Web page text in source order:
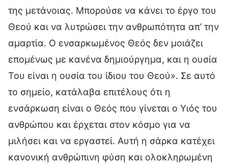
της μετάνοιας. Μπορούσε να κάνει το έργο του
Θεού και να λυτρώσει την ανθρωπότητα απ’ την
αμαρτία. Ο ενσαρκωμένος Θεός δεν μοιάζει
επομένως με κανένα δημιούργημα, και η ουσία
Του είναι η ουσία του ίδιου του Θεού». Σε αυτό
το σημείο, κατάλαβα επιτέλους ότι η
ενσάρκωση είναι ο Θεός που γίνεται ο Υιός του
ανθρώπου και έρχεται στον κόσμο για να
μιλήσει και να εργαστεί. Αυτή η σάρκα κατέχει
κανονική ανθρώπινη φύση και ολοκληρωμένη